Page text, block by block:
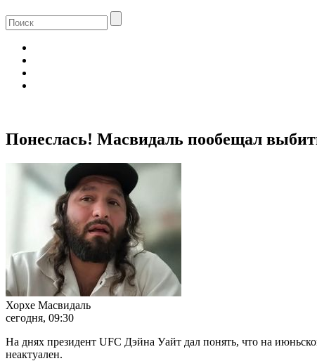
Понеслась! Масвидаль пообещал
Хорхе Масвидаль
сегодня, 09:30
На днях президент UFC Дэйна Уайт дал понять, что на
неактуален.